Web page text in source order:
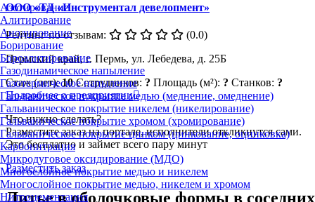
Азотирование
Алитирование
Анодирование
Борирование
Бороалитирование
Газодинамическое напыление
Газотермическое напыление
Гальваническое покрытие медью (меднение, омеднение)
Гальваническое покрытие никелем (никелирование)
Гальваническое покрытие хромом (хромирование)
Гальваническое покрытие цинком (цинкование, оцинковка)
Карбонитрация
Микродуговое оксидирование (МДО)
Многослойное покрытие медью и никелем
Многослойное покрытие медью, никелем и хромом
Нитроцементация
ООО «ТД «Инструментал девелопмент»
Рейтинг по отзывам:
(0.0)
Пермский край, г. Пермь, ул. Лебедева, д. 25Б
Стаж (лет):10 Сотрудников: ? Площадь (м²): ? Станков: ?
Подробнее о предприятии
Что нужно сделать?
Разместите заказ на портале, исполнители откликнутся сами.
Это бесплатно и займет всего пару минут
Разместить заказ
Литье в оболочковые формы в